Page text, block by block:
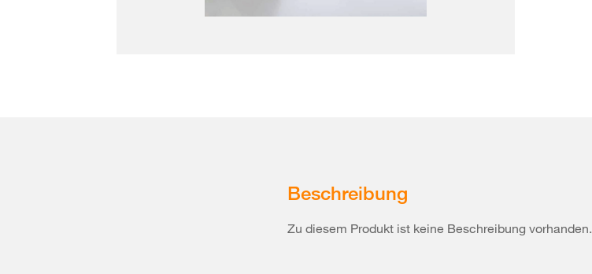
Beschreibung
Zu diesem Produkt ist keine Beschreibung vorhanden.